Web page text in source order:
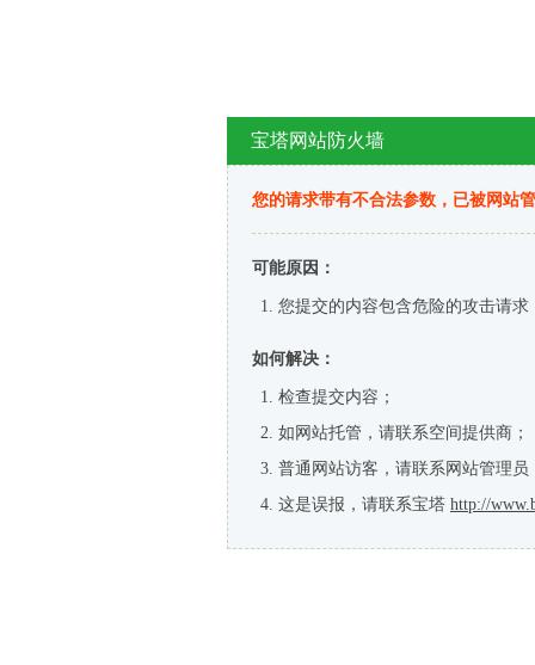
宝塔网站防火墙
您的请求带有不合法参数，已被网站
可能原因：
您提交的内容包含危险的攻击请求
如何解决：
检查提交内容；
如网站托管，请联系空间提供商；
普通网站访客，请联系网站管理员
这是误报，请联系宝塔 http://